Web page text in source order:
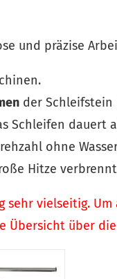
und präzise
der Schleifstein
Schleifen dauert
ohne
Hitze
vielseitig.
Übersicht über die